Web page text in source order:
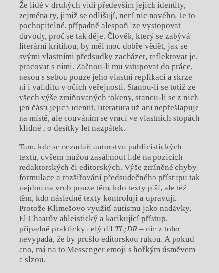
Že lidé v druhých vidí především jejich identity,
zejména ty, jimiž se odlišují, není nic nového. Je to
pochopitelné, případně alespoň lze vystopovat
důvody, proč se tak děje. Člověk, který se zabývá
literární kritikou, by měl moc dobře vědět, jak se
svými vlastními předsudky zacházet, reflektovat je,
pracovat s nimi. Začnou-li mu vstupovat do práce,
nesou s sebou pouze jeho vlastní replikaci a skrze
ni i validitu v očích veřejnosti. Stanou-li se totiž ze
všech výše zmiňovaných tokeny, stanou-li se z nich
jen části jejich identit, literatura už ani nepřešlapuje
na místě, ale couváním se vrací ve vlastních stopách
klidně i o desítky let nazpátek.
Tam, kde se nezadaří autorstvu publicistických
textů, ovšem můžou zasáhnout lidé na pozicích
redaktorských či editorských. Výše zmíněné chyby,
formulace a rozšiřování předsudečného přístupu tak
nejdou na vrub pouze těm, kdo texty píší, ale též
těm, kdo následně texty kontrolují a upravují.
Protože Klimešovo využití autismu jako nadávky,
El Chaarův ableistický a karikující přístup,
případně prakticky celý díl TL;DR– nic z toho
nevypadá, že by prošlo editorskou rukou. A pokud
ano, má na to Messenger emoji s hořkým úsměvem
a slzou.